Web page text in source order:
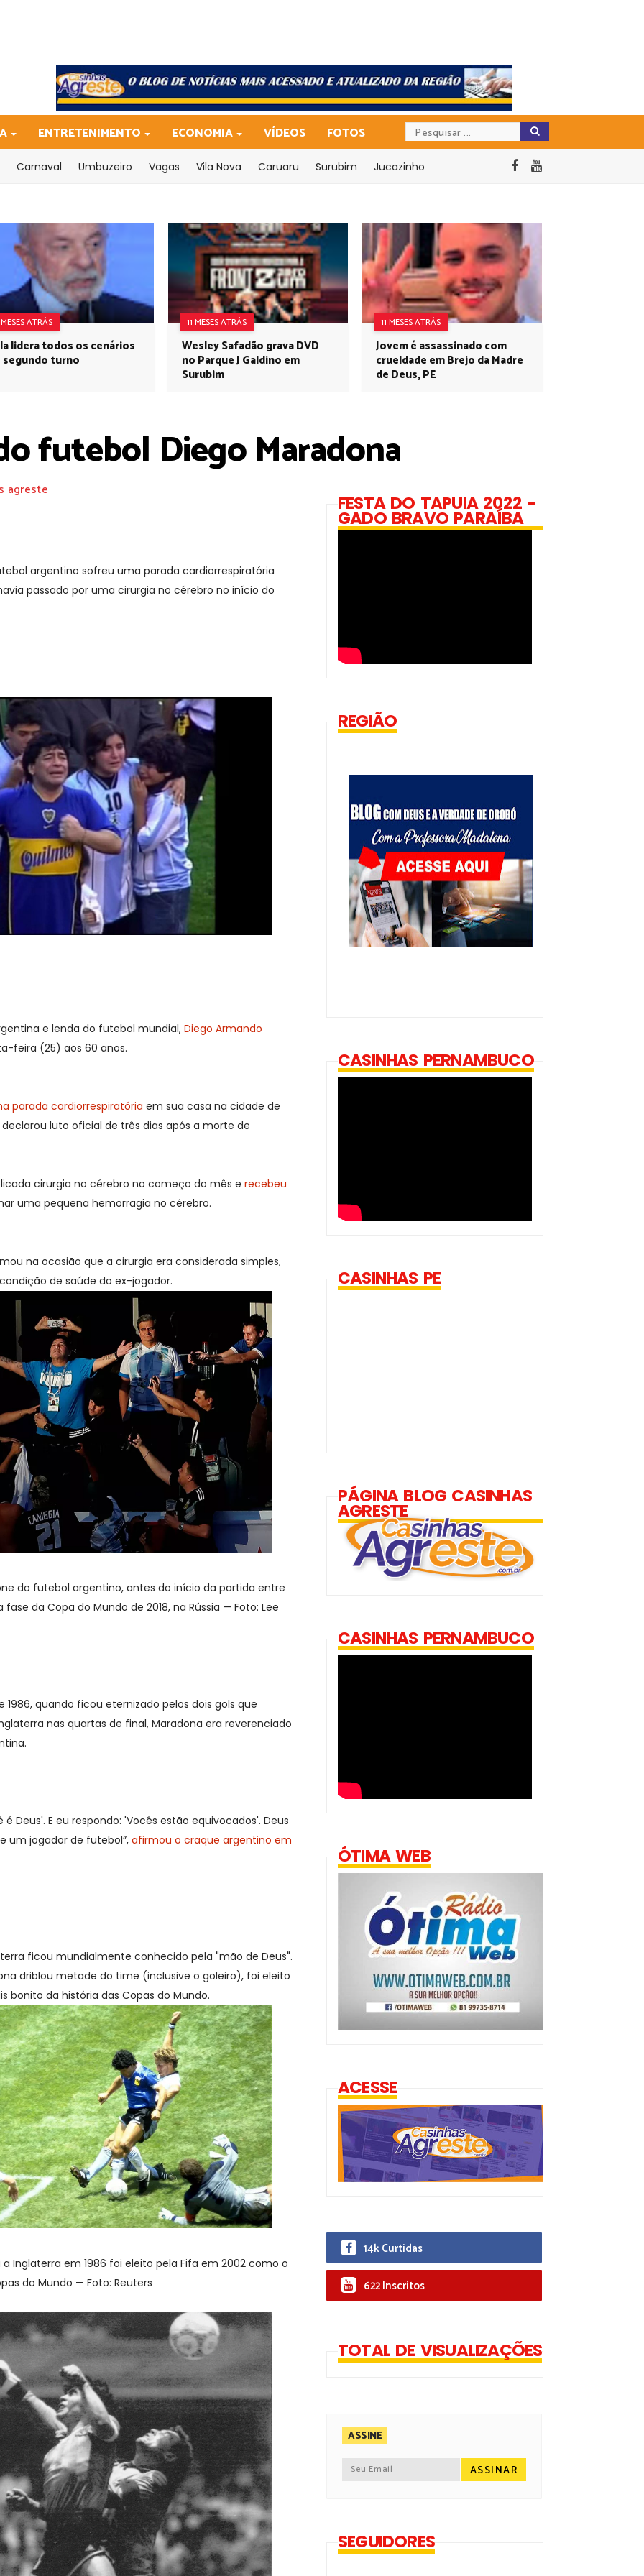
ENTRETENIMENTO ECONOMIA VÍDEOS FOTOS
Carnaval Umbuzeiro Vagas Vila Nova Caruaru Surubim Jucazinho
MESES ATRÁS
lidera todos os cenários
segundo turno
11 MESES ATRÁS
Wesley Safadão grava DVD
no Parque J Galdino em
Surubim
11 MESES ATRÁS
Jovem é assassinado com
crueldade em Brejo da Madre
de Deus, PE
futebol Diego Maradona
agreste
argentino sofreu uma parada cardiorrespiratória
passado por uma cirurgia no cérebro no início do
e lenda do futebol mundial, Diego Armando
feira (25) aos 60 anos.
parada cardiorrespiratória em sua casa na cidade de
luto oficial de três dias após a morte de
cirurgia no cérebro no começo do mês e recebeu
uma pequena hemorragia no cérebro.
na ocasião que a cirurgia era considerada simples,
de saúde do ex-jogador.
do futebol argentino, antes do início da partida entre
da Copa do Mundo de 2018, na Rússia — Foto: Lee
quando ficou eternizado pelos dois gols que
nas quartas de final, Maradona era reverenciado
Deus'. E eu respondo: 'Vocês estão equivocados'. Deus
um jogador de futebol”, afirmou o craque argentino em
ficou mundialmente conhecido pela "mão de Deus".
driblou metade do time (inclusive o goleiro), foi eleito
bonito da história das Copas do Mundo.
Inglaterra em 1986 foi eleito pela Fifa em 2002 como o
do Mundo — Foto: Reuters
FESTA DO TAPUIA 2022 -
GADO BRAVO PARAÍBA
REGIÃO
CASINHAS PERNAMBUCO
CASINHAS PE
PÁGINA BLOG CASINHAS
AGRESTE
CASINHAS PERNAMBUCO
ÓTIMA WEB
ACESSE
14k Curtidas
622 Inscritos
TOTAL DE VISUALIZAÇÕES
ASSINE
SEGUIDORES